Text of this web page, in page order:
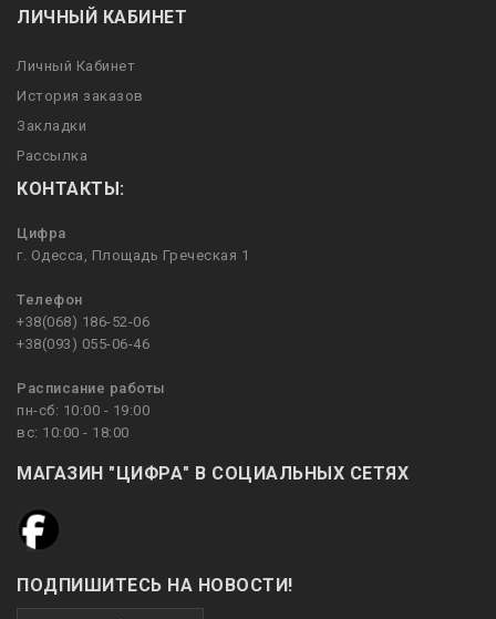
ЛИЧНЫЙ КАБИНЕТ
Личный Кабинет
История заказов
Закладки
Рассылка
КОНТАКТЫ:
Цифра
г. Одесса, Площадь Греческая 1
Телефон
+38(068) 186-52-06
+38(093) 055-06-46
Расписание работы
пн-сб: 10:00 - 19:00
вс: 10:00 - 18:00
МАГАЗИН "ЦИФРА" В СОЦИАЛЬНЫХ СЕТЯХ
ПОДПИШИТЕСЬ НА НОВОСТИ!